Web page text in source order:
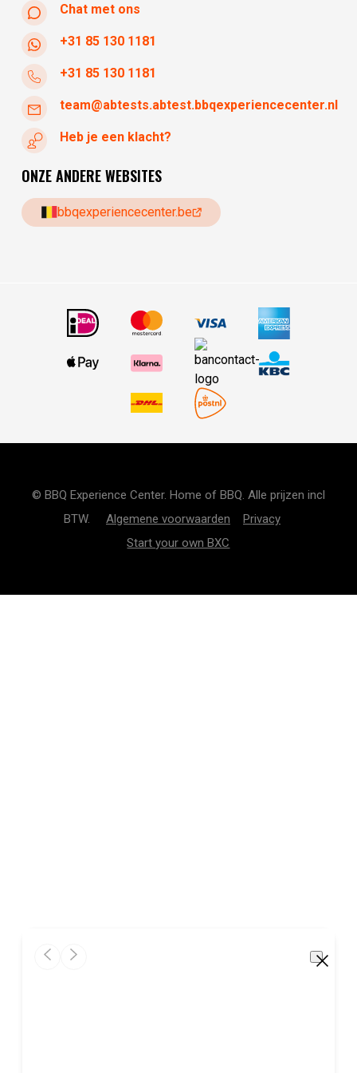
Chat met ons
+31 85 130 1181
+31 85 130 1181
team@abtests.abtest.bbqexperiencecenter.nl
Heb je een klacht?
ONZE ANDERE WEBSITES
bbqexperiencecenter.be
© BBQ Experience Center. Home of BBQ. Alle prijzen incl
BTW. Algemene voorwaarden
Privacy
Start your own BXC